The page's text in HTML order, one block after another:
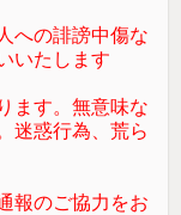
への誹謗中傷な
いたします
ます。無意味な
迷惑行為、荒ら
報のご協力をお